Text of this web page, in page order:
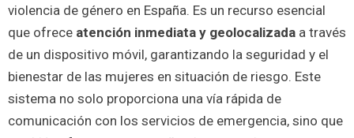
violencia de género en España. Es un recurso esencial
que ofrece atención inmediata y geolocalizada a través
de un dispositivo móvil, garantizando la seguridad y el
bienestar de las mujeres en situación de riesgo. Este
sistema no solo proporciona una vía rápida de
comunicación con los servicios de emergencia, sino que